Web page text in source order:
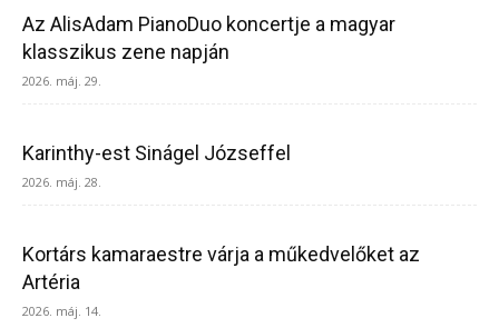
Az AlisAdam PianoDuo koncertje a magyar
klasszikus zene napján
2026. máj. 29.
Karinthy-est Sinágel Józseffel
2026. máj. 28.
Kortárs kamaraestre várja a műkedvelőket az
Artéria
2026. máj. 14.